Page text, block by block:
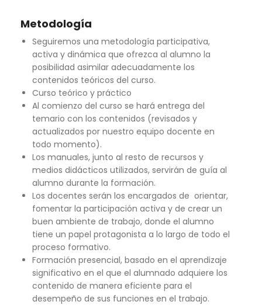
Metodología
Seguiremos una metodología participativa,
activa y dinámica que ofrezca al alumno la
posibilidad asimilar adecuadamente los
contenidos teóricos del curso.
Curso teórico y práctico
Al comienzo del curso se hará entrega del
temario con los contenidos (revisados y
actualizados por nuestro equipo docente en
todo momento).
Los manuales, junto al resto de recursos y
medios didácticos utilizados, servirán de guía al
alumno durante la formación.
Los docentes serán los encargados de orientar,
fomentar la participación activa y de crear un
buen ambiente de trabajo, donde el alumno
tiene un papel protagonista a lo largo de todo el
proceso formativo.
Formación presencial, basado en el aprendizaje
significativo en el que el alumnado adquiere los
contenido de manera eficiente para el
desempeño de sus funciones en el trabajo.